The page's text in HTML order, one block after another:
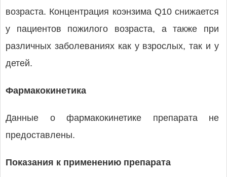
возраста. Концентрация коэнзима Q10 снижается
у пациентов пожилого возраста, а также при
различных заболеваниях как у взрослых, так и у
детей.
Фармакокинетика
Данные о фармакокинетике препарата не
предоставлены.
Показания к применению препарата